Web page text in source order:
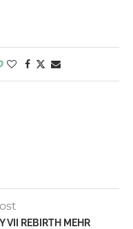
VII REBIRTH MEHR